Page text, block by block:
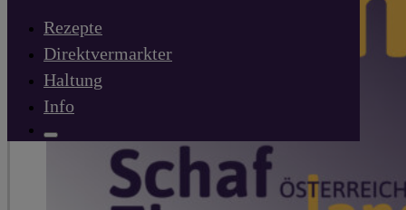
Rezepte
Direktvermarkter
Haltung
Info